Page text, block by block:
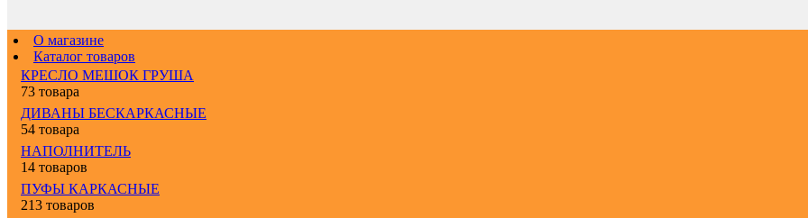
О магазине
Каталог товаров
КРЕСЛО МЕШОК ГРУША
73 товара
ДИВАНЫ БЕСКАРКАСНЫЕ
54 товара
НАПОЛНИТЕЛЬ
14 товаров
ПУФЫ КАРКАСНЫЕ
213 товаров